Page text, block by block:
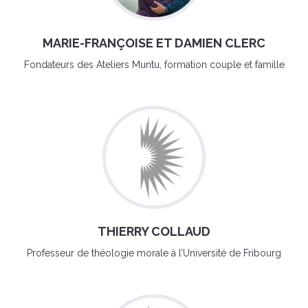
MARIE-FRANÇOISE ET DAMIEN CLERC
Fondateurs des Ateliers Muntu, formation couple et famille
THIERRY COLLAUD
Professeur de théologie morale à l’Université de Fribourg